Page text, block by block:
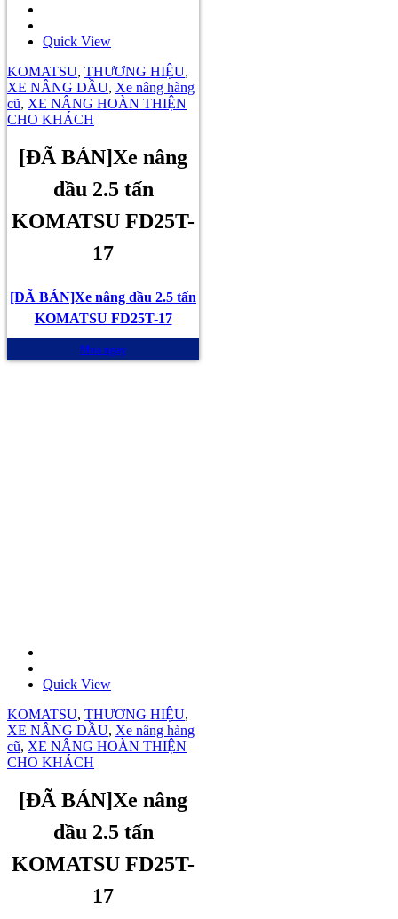
Quick View
KOMATSU, THƯƠNG HIỆU,
XE NÂNG DẦU, Xe nâng hàng
cũ, XE NÂNG HOÀN THIỆN
CHO KHÁCH
[ĐÃ BÁN]Xe nâng
dầu 2.5 tấn
KOMATSU FD25T-
17
[ĐÃ BÁN]Xe nâng dầu 2.5 tấn
KOMATSU FD25T-17
Mua ngay
Quick View
KOMATSU, THƯƠNG HIỆU,
XE NÂNG DẦU, Xe nâng hàng
cũ, XE NÂNG HOÀN THIỆN
CHO KHÁCH
[ĐÃ BÁN]Xe nâng
dầu 2.5 tấn
KOMATSU FD25T-
17